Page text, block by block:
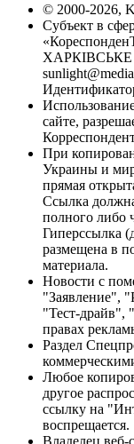
© 2000-2026,
Субъект в
ХАРКІВСЬКЕ
сайте,
При
Украины и
прямая
Ссылка
полного либо
Гиперссылка
размещена в
материала.
Новости с
"Заявление",
"Тест-драйв",
правах
Раздел
Любое
другое
ссылку на
воспрещается.
Владелец веб-